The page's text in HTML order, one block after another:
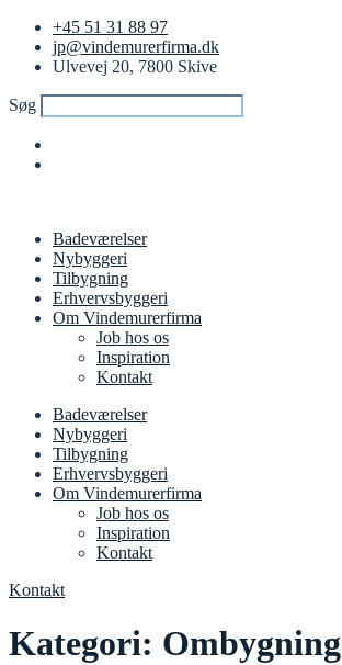
+45 51 31 88 97
jp@vindemurerfirma.dk
Ulvevej 20, 7800 Skive
Søg
Badeværelser
Nybyggeri
Tilbygning
Erhvervsbyggeri
Om Vindemurerfirma
Job hos os
Inspiration
Kontakt
Badeværelser
Nybyggeri
Tilbygning
Erhvervsbyggeri
Om Vindemurerfirma
Job hos os
Inspiration
Kontakt
Kontakt
Kategori: Ombygning